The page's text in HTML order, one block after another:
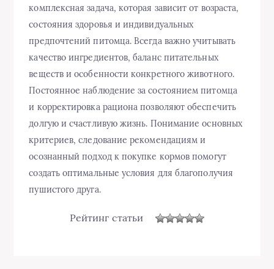
комплексная задача, которая зависит от возраста,
состояния здоровья и индивидуальных
предпочтений питомца. Всегда важно учитывать
качество ингредиентов, баланс питательных
веществ и особенности конкретного животного.
Постоянное наблюдение за состоянием питомца
и корректировка рациона позволяют обеспечить
долгую и счастливую жизнь. Понимание основных
критериев, следование рекомендациям и
осознанный подход к покупке кормов помогут
создать оптимальные условия для благополучия
пушистого друга.
Рейтинг статьи